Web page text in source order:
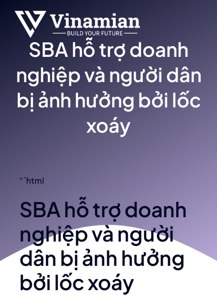
content
SBA hỗ trợ doanh
nghiệp và người dân
bị ảnh hưởng bởi lốc
xoáy
“`html
SBA hỗ trợ doanh
nghiệp và người
dân bị ảnh hưởng
bởi lốc xoáy